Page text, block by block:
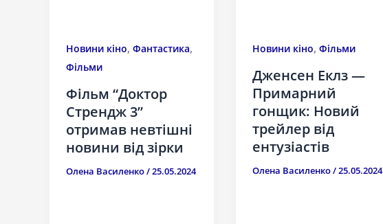
Новини кіно, Фантастика,
Фільми
Фільм “Доктор
Стрендж 3”
отримав невтішні
новини від зірки
Олена Василенко/25.05.2024
Новини кіно, Фільми
Дженсен Еклз —
Примарний
гонщик: Новий
трейлер від
ентузіастів
Олена Василенко/25.05.2024